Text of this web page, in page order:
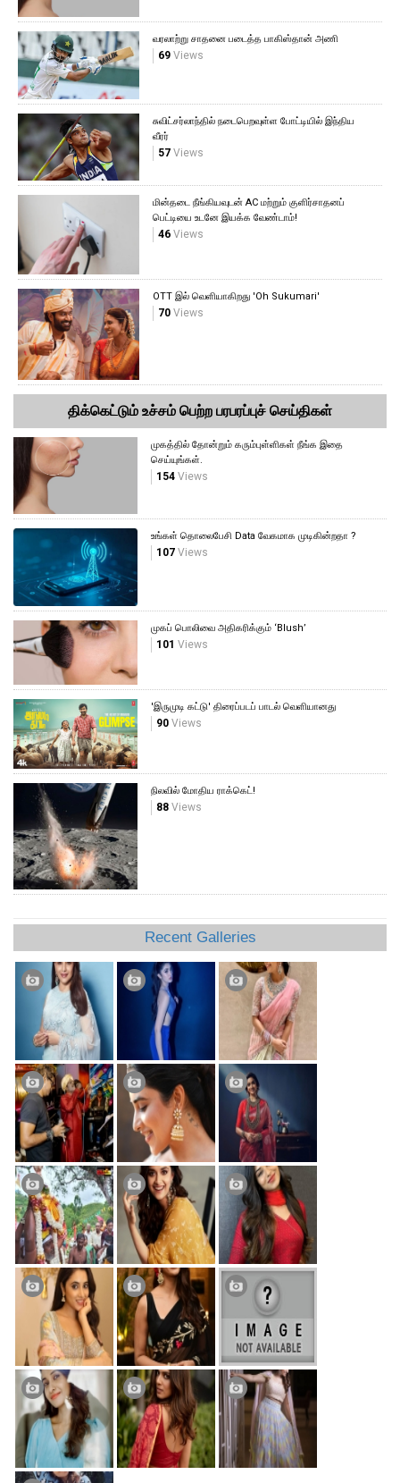
வரலாற்று சாதனை படைத்த பாகிஸ்தான் அணி
69Views
சுவிட்சர்லாந்தில் நடைபெறவுள்ள போட்டியில் இந்திய
வீரர்
57Views
மின்தடை நீங்கியவுடன் AC மற்றும் குளிர்சாதனப்
பெட்டியை உடனே இயக்க வேண்டாம்!
46Views
OTT இல் வெளியாகிறது 'Oh Sukumari'
70Views
திக்கெட்டும் உச்சம் பெற்ற பரபரப்புச் செய்திகள்
முகத்தில் தோன்றும் கரும்புள்ளிகள் நீங்க இதை
செய்யுங்கள்.
154 Views
உங்கள் தொலைபேசி Data வேகமாக முடிகின்றதா ?
107 Views
முகப் பொலிவை அதிகரிக்கும் ‘Blush’
101 Views
'இருமுடி கட்டு' திரைப்படப் பாடல் வெளியானது
90 Views
நிலவில் மோதிய ராக்கெட்!
88 Views
Recent Galleries